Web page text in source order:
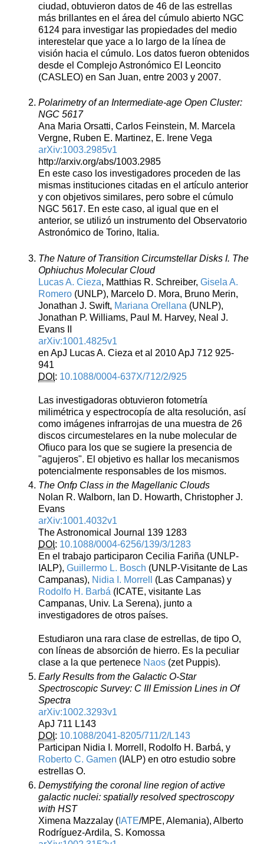
ciudad, obtuvieron datos de 46 de las estrellas
más brillantes en el área del cúmulo abierto NGC
6124 para investigar las propiedades del medio
interestelar que yace a lo largo de la línea de
visión hacia el cúmulo. Los datos fueron obtenidos
desde el Complejo Astronómico El Leoncito
(CASLEO) en San Juan, entre 2003 y 2007.
Polarimetry of an Intermediate-age Open Cluster:
NGC 5617
Ana Maria Orsatti, Carlos Feinstein, M. Marcela
Vergne, Ruben E. Martinez, E. Irene Vega
arXiv:1003.2985v1
http://arxiv.org/abs/1003.2985
En este caso los investigadores proceden de las
mismas instituciones citadas en el artículo anterior
y con objetivos similares, pero sobre el cúmulo
NGC 5617. En este caso, al igual que en el
anterior, se utilizó un instrumento del Observatorio
Astronómico de Torino, Italia.
The Nature of Transition Circumstellar Disks I. The
Ophiuchus Molecular Cloud
Lucas A. Cieza, Matthias R. Schreiber, Gisela A.
Romero (UNLP), Marcelo D. Mora, Bruno Merin,
Jonathan J. Swift, Mariana Orellana (UNLP),
Jonathan P. Williams, Paul M. Harvey, Neal J.
Evans II
arXiv:1001.4825v1
en ApJ Lucas A. Cieza et al 2010 ApJ 712 925-
941
DOI : 10.1088/0004-637X/712/2/925
Las investigadoras obtuvieron fotometría
milimétrica y espectrocopía de alta resolución, así
como imágenes infrarrojas de una muestra de 26
discos circumestelares en la nube molecular de
Ofiuco para los que se sugiere la presencia de
"agujeros". El objetivo es hallar los mecanismos
potencialmente responsables de los mismos.
The Onfp Class in the Magellanic Clouds
Nolan R. Walborn, Ian D. Howarth, Christopher J.
Evans
arXiv:1001.4032v1
The Astronomical Journal 139 1283
DOI : 10.1088/0004-6256/139/3/1283
En el trabajo participaron Cecilia Fariña (UNLP-
IALP), Guillermo L. Bosch (UNLP-Visitante de Las
Campanas), Nidia I. Morrell
(Las Campanas) y
Rodolfo H. Barbá (ICATE, visitante Las
Campanas, Univ. La Serena), junto a
investigadores de otros países.
Estudiaron una rara clase de estrellas, de tipo O,
con líneas de absorción de hierro. Es la peculiar
clase a la que pertenece Naos (zet Puppis).
Early Results from the Galactic O-Star
Spectroscopic Survey: C III Emission Lines in Of
Spectra
arXiv:1002.3293v1
ApJ 711 L143
DOI : 10.1088/2041-8205/711/2/L143
Participan Nidia I. Morrell, Rodolfo H. Barbá, y
Roberto C. Gamen (IALP) en otro estudio sobre
estrellas O.
Demystifying the coronal line region of active
galactic nuclei: spatially resolved spectroscopy
with HST
Ximena Mazzalay ( IATE/MPE, Alemania), Alberto
Rodríguez-Ardila, S. Komossa